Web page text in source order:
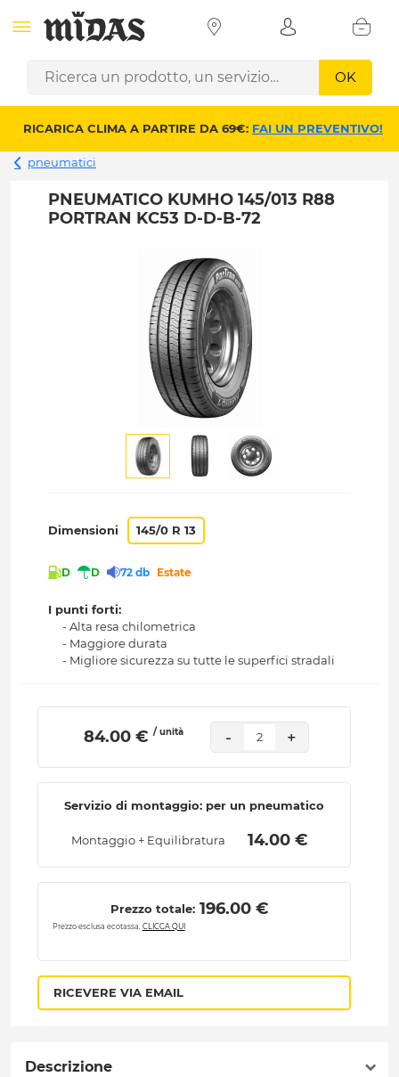
OK
RICARICA CLIMA A PARTIRE DA 69€: FAI UN PREVENTIVO!
pneumatici
PNEUMATICO KUMHO 145/013 R88
PORTRAN KC53 D-D-B-72
Dimensioni 145/0 R 13
D D 72 db Estate
I punti forti:
- Alta resa chilometrica
- Maggiore durata
- Migliore sicurezza su tutte le superfici stradali
84.00 € / unità - 2 +
Servizio di montaggio: per un pneumatico
Montaggio + Equilibratura 14.00 €
Prezzo totale: 196.00 €
Prezzo esclusa ecotassa. CLICCA QUI
RICEVERE VIA EMAIL
Descrizione